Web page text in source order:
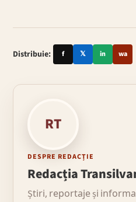
Distribuie: f 𝕏 in wa
RT
DESPRE REDACȚIE
Redacția
Știri, reportaje și